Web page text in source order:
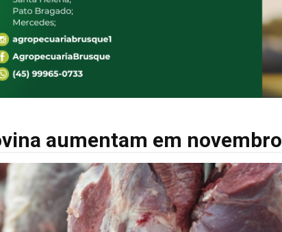
aumentam em novembro